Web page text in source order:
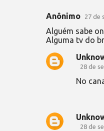
Anônimo 27 de
Alguém sabe
Alguma tv do
28 de
No
28 de